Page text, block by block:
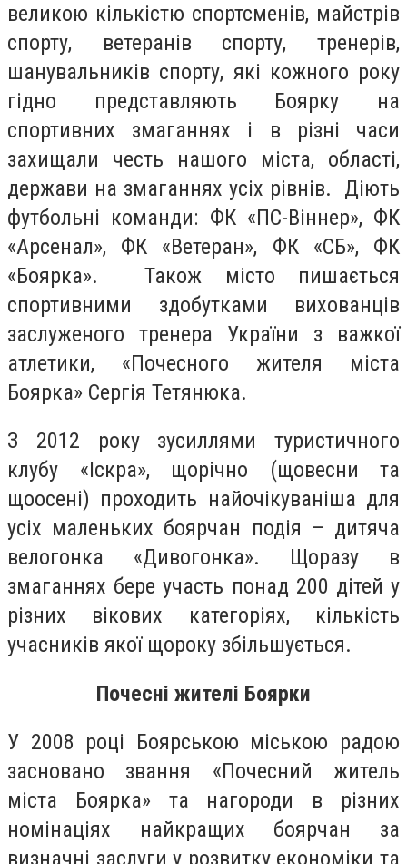
великою кількістю спортсменів, майстрів
спорту, ветеранів спорту, тренерів,
шанувальників спорту, які кожного року
гідно представляють Боярку на
спортивних змаганнях і в різні часи
захищали честь нашого міста, області,
держави на змаганнях усіх рівнів. Діють
футбольні команди: ФК «ПС-Віннер», ФК
«Арсенал», ФК «Ветеран», ФК «СБ», ФК
«Боярка». Також місто пишається
спортивними здобутками вихованців
заслуженого тренера України з важкої
атлетики, «Почесного жителя міста
Боярка» Сергія Тетянюка.
З 2012 року зусиллями туристичного
клубу «Іскра», щорічно (щовесни та
щоосені) проходить найочікуваніша для
усіх маленьких боярчан подія – дитяча
велогонка «Дивогонка». Щоразу в
змаганнях бере участь понад 200 дітей у
різних вікових категоріях, кількість
учасників якої щороку збільшується.
Почесні жителі Боярки
У 2008 році Боярською міською радою
засновано звання «Почесний житель
міста Боярка» та нагороди в різних
номінаціях найкращих боярчан за